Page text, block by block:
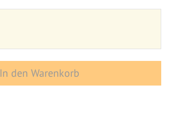
In den Warenkorb